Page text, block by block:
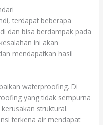
terdapat beberapa
dan bisa berdampak pada
ini akan
mendapatkan hasil
waterproofing. Di
yang tidak sempurna
struktural.
terkena air mendapat